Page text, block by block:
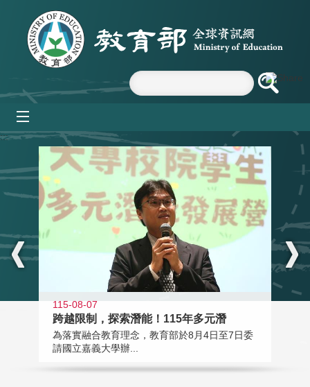
跳到主要內容區塊
:::
115-08-07
跨越限制，探索潛能！115年多元潛
為落實融合教育理念，教育部於8月4日至7日委
請國立嘉義大學辦...